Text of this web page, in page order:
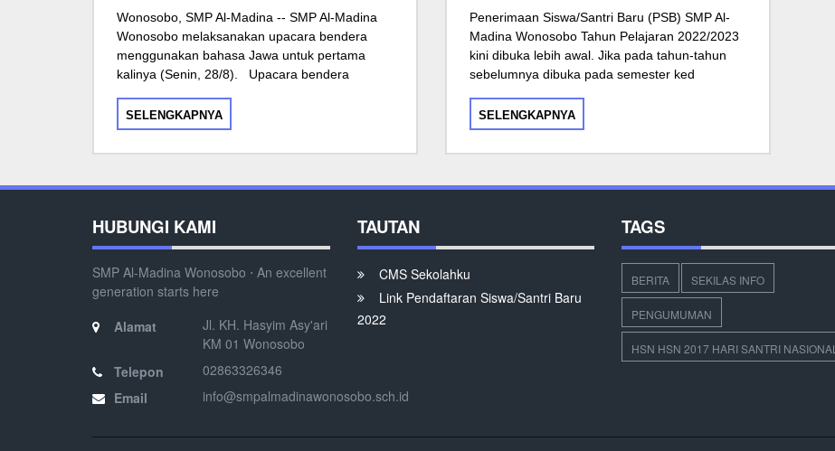
Wonosobo, SMP Al-Madina -- SMP Al-Madina
Wonosobo melaksanakan upacara bendera
menggunakan bahasa Jawa untuk pertama
kalinya (Senin, 28/8). Upacara bendera
SELENGKAPNYA
Penerimaan Siswa/Santri Baru (PSB) SMP Al-
Madina Wonosobo Tahun Pelajaran 2022/2023
kini dibuka lebih awal. Jika pada tahun-tahun
sebelumnya dibuka pada semester ked
SELENGKAPNYA
HUBUNGI KAMI
SMP Al-Madina Wonosobo ⋅ An excellent
generation starts here
Alamat
Jl. KH. Hasyim Asy'ari
KM 01 Wonosobo
Telepon
02863326346
Email
info@smpalmadinawonosobo.sch.id
TAUTAN
CMS Sekolahku
Link Pendaftaran Siswa/Santri Baru
2022
TAGS
BERITA SEKILAS INFO
PENGUMUMAN
HSN HSN 2017 HARI SANTRI NASIONAL